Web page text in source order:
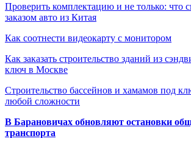
Проверить комплектацию и не только: что
заказом авто из Китая
Как соотнести видеокарту с монитором
Как заказать строительство зданий из
ключ в Москве
Строительство бассейнов и хамамов под
любой сложности
В Барановичах обновляют остановки
транспорта